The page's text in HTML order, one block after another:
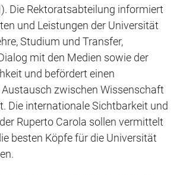
Die Rektoratsabteilung informiert
und Leistungen der Universität
Studium und Transfer,
mit den Medien sowie der
und befördert einen
zwischen Wissenschaft
Die internationale Sichtbarkeit und
Ruperto Carola sollen vermittelt
besten Köpfe für die Universität